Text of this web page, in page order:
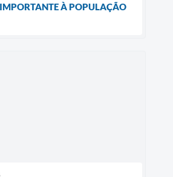
À POPULAÇÃO